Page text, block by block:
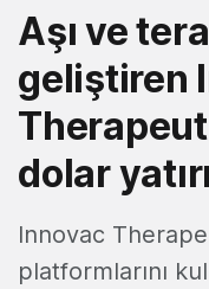
Aşı ve
geliştiren
dolar
Innovac
platformlarını